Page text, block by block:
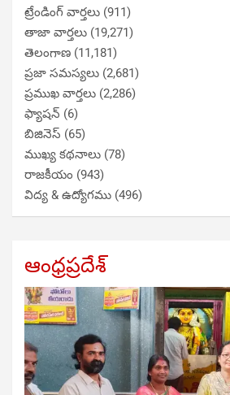
ట్రేండింగ్ వార్తలు (911)
తాజా వార్తలు (19,271)
తెలంగాణ (11,181)
ప్రజా సమస్యలు (2,681)
ప్రముఖ వార్తలు (2,286)
ఫ్యాషన్ (6)
బిజినెస్ (65)
ముఖ్య కథనాలు (78)
రాజకీయం (943)
విద్య & ఉద్యోగము (496)
ఆంధ్రప్రదేశ్